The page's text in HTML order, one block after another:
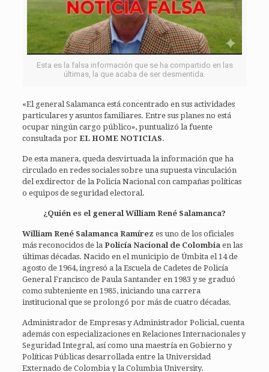
Esta es la falsa información que se ha compartido en las
últimas, la que acaba de ser desmentida.
«El general Salamanca está concentrado en sus actividades
particulares y asuntos familiares. Entre sus planes no está
ocupar ningún cargo público», puntualizó la fuente
consultada por EL HOME NOTICIAS.
De esta manera, queda desvirtuada la información que ha
circulado en redes sociales sobre una supuesta vinculación
del exdirector de la Policía Nacional con campañas políticas
o equipos de seguridad electoral.
¿Quién es el general William René Salamanca?
William René Salamanca Ramírez es uno de los oficiales
más reconocidos de laPolicía Nacional de Colombia en las
últimas décadas. Nacido en el municipio de Úmbita el 14 de
agosto de 1964, ingresó a la Escuela de Cadetes de Policía
General Francisco de Paula Santander en 1983 y se graduó
como subteniente en 1985, iniciando una carrera
institucional que se prolongó por más de cuatro décadas.
Administrador de Empresas y Administrador Policial, cuenta
además con especializaciones en Relaciones Internacionales y
Seguridad Integral, así como una maestría en Gobierno y
Políticas Públicas desarrollada entre la Universidad
Externado de Colombia y la Columbia University.